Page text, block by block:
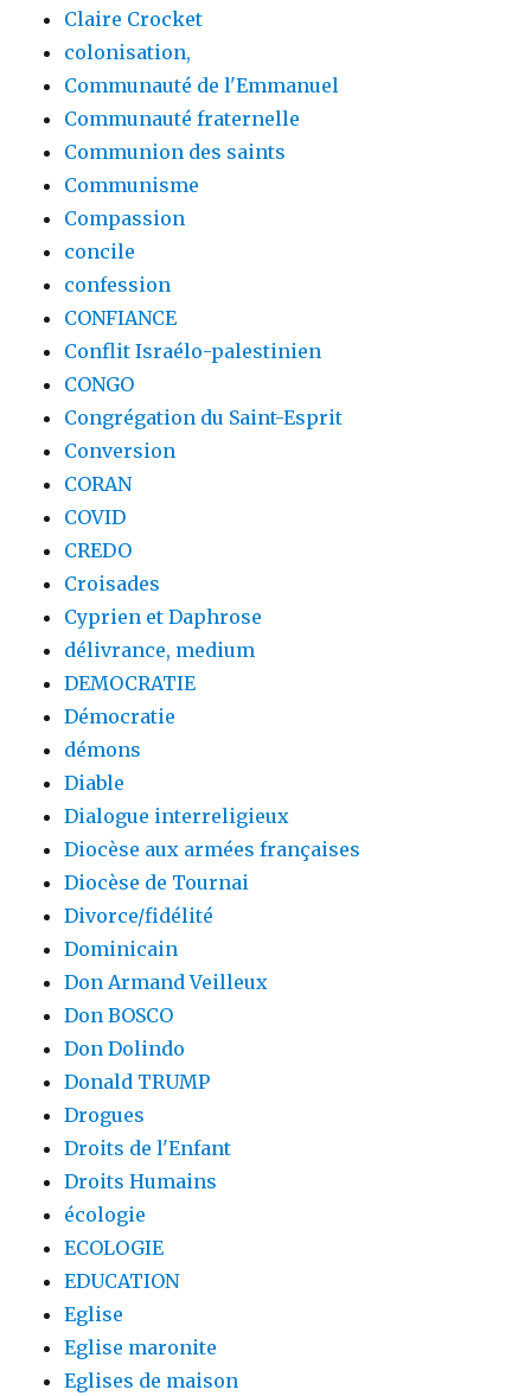
Claire Crocket
colonisation,
Communauté de l'Emmanuel
Communauté fraternelle
Communion des saints
Communisme
Compassion
concile
confession
CONFIANCE
Conflit Israélo-palestinien
CONGO
Congrégation du Saint-Esprit
Conversion
CORAN
COVID
CREDO
Croisades
Cyprien et Daphrose
délivrance, medium
DEMOCRATIE
Démocratie
démons
Diable
Dialogue interreligieux
Diocèse aux armées françaises
Diocèse de Tournai
Divorce/fidélité
Dominicain
Don Armand Veilleux
Don BOSCO
Don Dolindo
Donald TRUMP
Drogues
Droits de l'Enfant
Droits Humains
écologie
ECOLOGIE
EDUCATION
Eglise
Eglise maronite
Eglises de maison